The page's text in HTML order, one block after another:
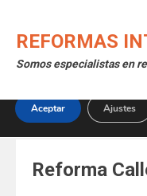
content
REFORMAS
Somos especialistas en
Reforma
nuestra web.
Puedes aprender más
desactivarlas en los
Aceptar Ajustes